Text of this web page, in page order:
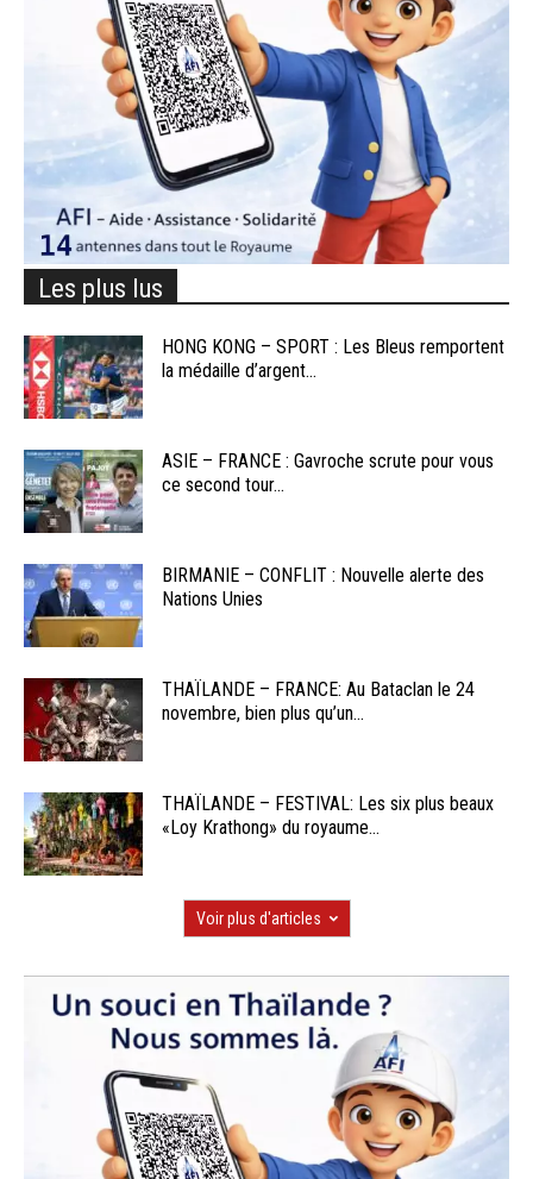
Les plus lus
HONG KONG – SPORT : Les Bleus remportent
la médaille d’argent...
ASIE – FRANCE : Gavroche scrute pour vous
ce second tour...
BIRMANIE – CONFLIT : Nouvelle alerte des
Nations Unies
THAÏLANDE – FRANCE: Au Bataclan le 24
novembre, bien plus qu’un...
THAÏLANDE – FESTIVAL: Les six plus beaux
«Loy Krathong» du royaume...
Voir plus d'articles